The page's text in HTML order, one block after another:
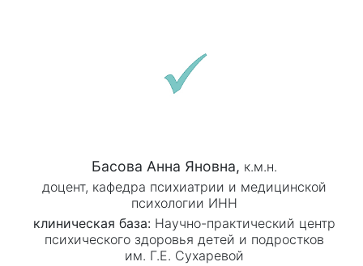
Басова Анна Яновна, к.м.н.
доцент, кафедра психиатрии и медицинской
психологии ИНН
клиническая база: Научно-практический центр
психического здоровья детей и подростков
им. Г.Е. Сухаревой